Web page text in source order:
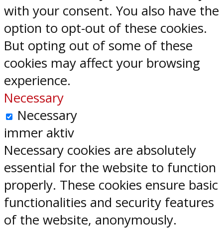
with your consent. You also have the
option to opt-out of these cookies.
But opting out of some of these
cookies may affect your browsing
experience.
Necessary
Necessary
immer aktiv
Necessary cookies are absolutely
essential for the website to function
properly. These cookies ensure basic
functionalities and security features
of the website, anonymously.